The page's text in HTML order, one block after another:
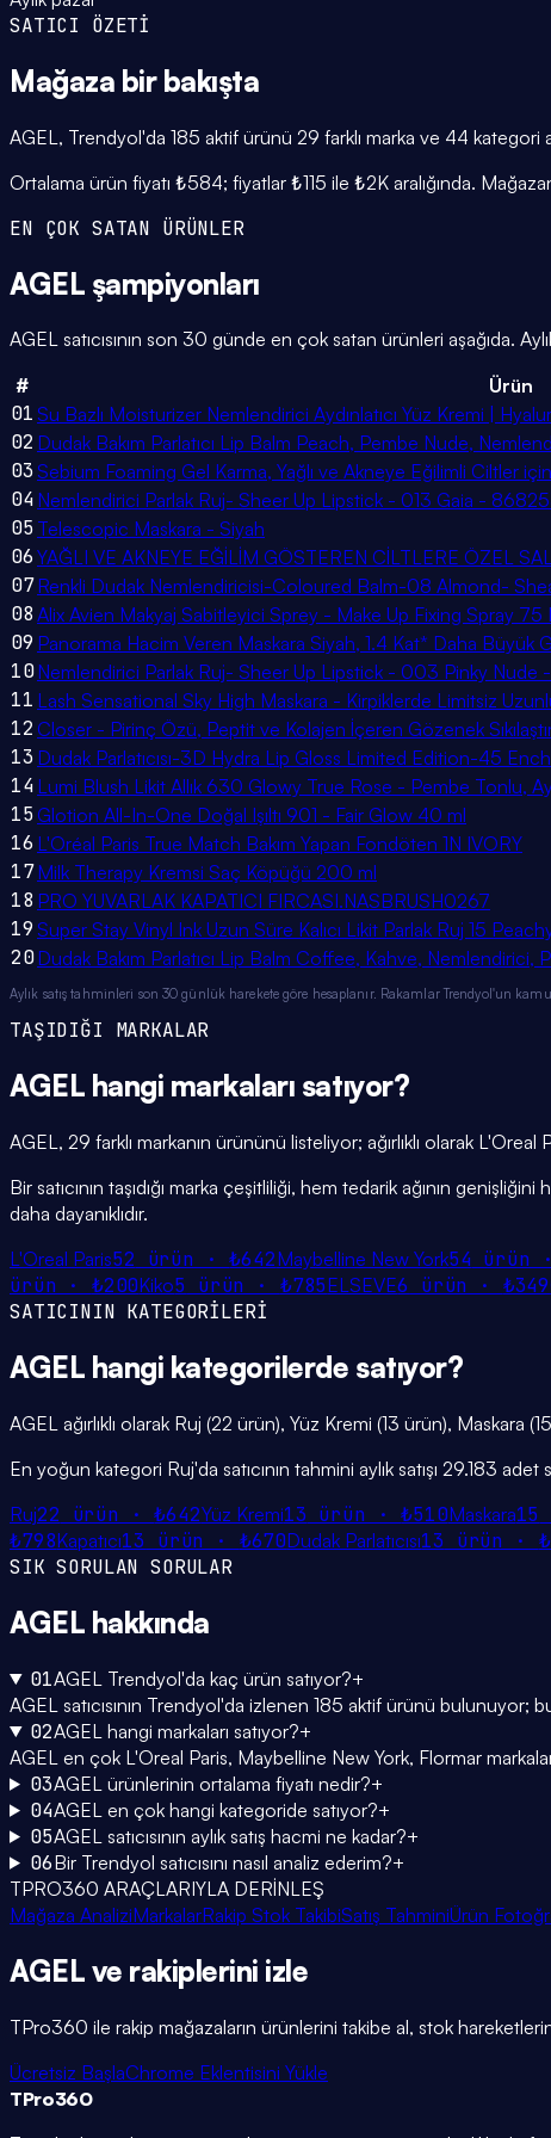
SATICI ÖZETİ
Mağaza bir bakışta
AGEL, Trendyol'da 185 aktif ürünü 29 farklı marka ve 44 kategori
Ortalama ürün fiyatı ₺584; fiyatlar ₺115 ile ₺2K aralığında.
EN ÇOK SATAN ÜRÜNLER
AGEL şampiyonları
AGEL satıcısının son 30 günde en çok satan ürünleri aşağıda.
#
Ürün
01 Su Bazlı Moisturizer Nemlendirici Aydınlatıcı Yüz Kremi |
02 Dudak Bakım Parlatıcı Lip Balm Peach, Pembe Nude,
03Sebium Foaming Gel Karma, Yağlı ve Akneye Eğilimli Ciltler
04 Nemlendirici Parlak Ruj- Sheer Up Lipstick - 013 Gaia -
05 Telescopic Maskara - Siyah
06 YAĞLI VE AKNEYE EĞİLİM GÖSTEREN CİLTLERE ÖZEL
07Renkli Dudak Nemlendiricisi-Coloured Balm-08 Almond-
08 Alix Avien Makyaj Sabitleyici Sprey - Make Up Fixing Spray 75
09 Panorama Hacim Veren Maskara Siyah, 1.4 Kat* Daha Büyük
10Nemlendirici Parlak Ruj- Sheer Up Lipstick - 003 Pinky
11 Lash Sensational Sky High Maskara - Kirpiklerde Limitsiz
12 Closer - Pirinç Özü, Peptit ve Kolajen İçeren Gözenek
13 Dudak Parlatıcısı-3D Hydra Lip Gloss Limited Edition-45
14 Lumi Blush Likit Allık 630 Glowy True Rose - Pembe Tonlu,
15 Glotion All-In-One Doğal Işıltı 901 - Fair Glow 40 ml
16 L'Oréal Paris True Match Bakım Yapan Fondöten 1N IVORY
17Milk Therapy Kremsi Saç Köpüğü 200 ml
18 PRO YUVARLAK KAPATICI FIRCASI.NASBRUSH0267
19 Super Stay Vinyl Ink Uzun Süre Kalıcı Likit Parlak Ruj 15
20Dudak Bakım Parlatıcı Lip Balm Coffee, Kahve, Nemlendirici,
Aylık satış tahminleri son 30 günlük harekete göre hesaplanır. Rakamlar Trendyol'un
TAŞIDIĞI MARKALAR
AGEL hangi markaları satıyor?
AGEL, 29 farklı markanın ürününü listeliyor; ağırlıklı olarak
Bir satıcının taşıdığı marka çeşitliliği, hem tedarik ağının
daha dayanıklıdır.
L'Oreal Paris52 ürün ·₺642Maybelline New York54 ürün
ürün · ₺200Kiko5 ürün · ₺785ELSEVE6 ürün · ₺349
SATICININ KATEGORİLERİ
AGEL hangi kategorilerde satıyor?
AGEL ağırlıklı olarak Ruj (22 ürün), Yüz Kremi (13 ürün), Maskara
En yoğun kategori Ruj'da satıcının tahmini aylık satışı 29.183 adet
Ruj22 ürün ·₺642Yüz Kremi13 ürün ·₺510Maskara15
₺798Kapatıcı13 ürün · ₺670Dudak Parlatıcısı13 ürün ·
SIK SORULAN SORULAR
AGEL hakkında
01AGEL Trendyol'da kaç ürün satıyor?+
AGEL satıcısının Trendyol'da izlenen 185 aktif ürünü bulunuyor;
02AGEL hangi markaları satıyor?+
AGEL en çok L'Oreal Paris, Maybelline New York, Flormar
03AGEL ürünlerinin ortalama fiyatı nedir?+
04AGEL en çok hangi kategoride satıyor?+
05AGEL satıcısının aylık satış hacmi ne kadar?+
06Bir Trendyol satıcısını nasıl analiz ederim?+
TPRO360 ARAÇLARIYLA DERİNLEŞ
Mağaza AnaliziMarkalarRakip Stok TakibiSatış TahminiÜrün
AGEL ve rakiplerini izle
TPro360 ile rakip mağazaların ürünlerini takibe al, stok
Ücretsiz BaşlaChrome Eklentisini Yükle
TPro360